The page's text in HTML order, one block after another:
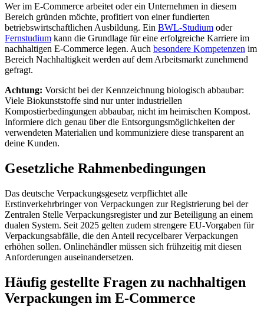
Wer im E-Commerce arbeitet oder ein Unternehmen in diesem
Bereich gründen möchte, profitiert von einer fundierten
betriebswirtschaftlichen Ausbildung. Ein BWL-Studium oder
Fernstudium kann die Grundlage für eine erfolgreiche Karriere im
nachhaltigen E-Commerce legen. Auch besondere Kompetenzen im
Bereich Nachhaltigkeit werden auf dem Arbeitsmarkt zunehmend
gefragt.
Achtung: Vorsicht bei der Kennzeichnung biologisch abbaubar:
Viele Biokunststoffe sind nur unter industriellen
Kompostierbedingungen abbaubar, nicht im heimischen Kompost.
Informiere dich genau über die Entsorgungsmöglichkeiten der
verwendeten Materialien und kommuniziere diese transparent an
deine Kunden.
Gesetzliche Rahmenbedingungen
Das deutsche Verpackungsgesetz verpflichtet alle
Erstinverkehrbringer von Verpackungen zur Registrierung bei der
Zentralen Stelle Verpackungsregister und zur Beteiligung an einem
dualen System. Seit 2025 gelten zudem strengere EU-Vorgaben für
Verpackungsabfälle, die den Anteil recycelbarer Verpackungen
erhöhen sollen. Onlinehändler müssen sich frühzeitig mit diesen
Anforderungen auseinandersetzen.
Häufig gestellte Fragen zu nachhaltigen
Verpackungen im E-Commerce